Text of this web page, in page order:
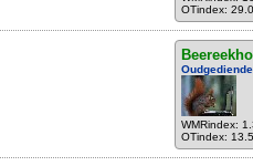
OTindex:
Oudgediende
WMRindex:
OTindex: